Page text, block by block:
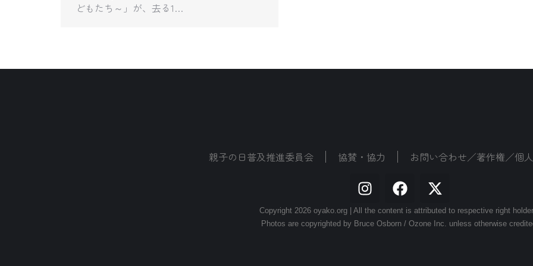
どもたち～」が、去る1…
親子の日普及推進委員会 協賛・協力 お問い合わせ／著作権／個
Copyright 2026 oyako.org | All the content is attributed to respective right
Photos are copyrighted by Bruce Osborn / Ozone Inc. unless otherwise